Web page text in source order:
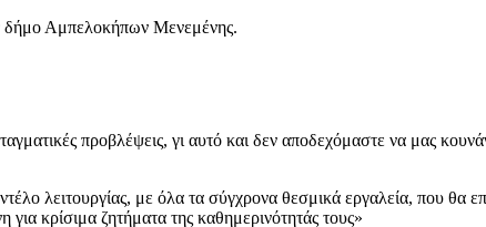
δήμο Αμπελοκήπων Μενεμένης.
προβλέψεις, γι αυτό και δεν αποδεχόμαστε να μας
λειτουργίας, με όλα τα σύγχρονα θεσμικά εργαλεία, που θα
κρίσιμα ζητήματα της καθημερινότητάς τους»